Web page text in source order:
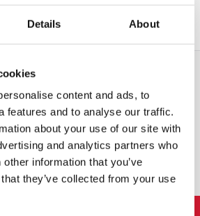
Details About
content and ads, to
features and to analyse our traffic.
about your use of our site with
and analytics partners who
information that you’ve
they’ve collected from your use
GRÖSSTE AUSWAHL IN G
ROSSBRITANNIEN
MASSGESCHNEIDERTE ANFRAGEN